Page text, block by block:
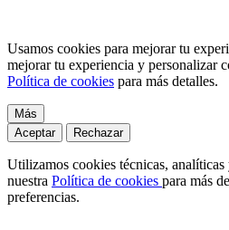
Usamos cookies para mejorar tu
mejorar tu experiencia y personalizar
Política de cookies para más detalles.
Más
Aceptar
Rechazar
Utilizamos cookies técnicas,
nuestra Política de cookies para más
preferencias.